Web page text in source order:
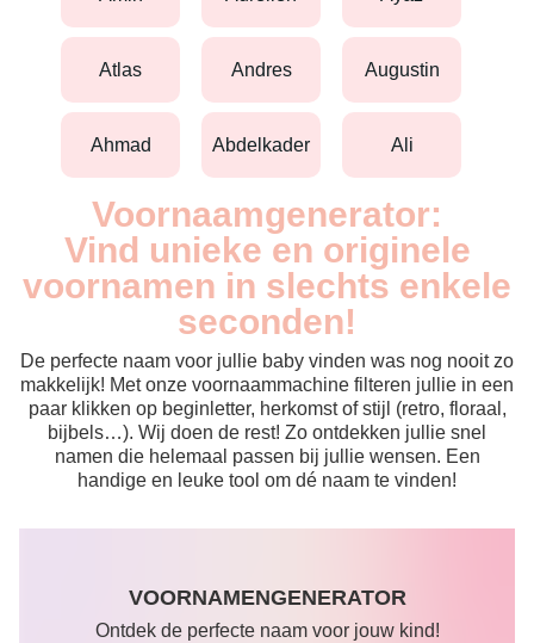
atlas andres augustin
ahmad abdelkader ali
Voornaamgenerator:
Vind unieke en originele
voornamen in slechts enkele
seconden!
De perfecte naam voor jullie baby vinden was nog nooit zo
makkelijk! Met onze voornaammachine filteren jullie in een
paar klikken op beginletter, herkomst of stijl (retro, floraal,
bijbels…). Wij doen de rest! Zo ontdekken jullie snel
namen die helemaal passen bij jullie wensen. Een
handige en leuke tool om dé naam te vinden!
VOORNAMENGENERATOR
Ontdek de perfecte naam voor jouw kind!